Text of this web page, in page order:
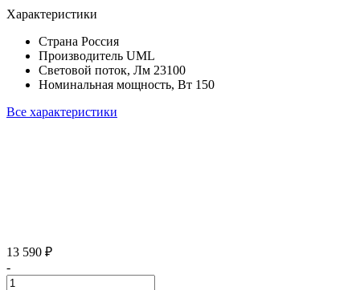
Характеристики
Страна Россия
Производитель UML
Световой поток, Лм 23100
Номинальная мощность, Вт 150
Все характеристики
13 590 ₽
-